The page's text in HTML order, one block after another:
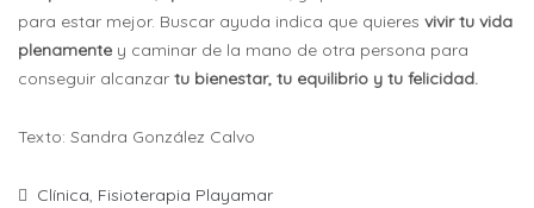
para estar mejor. Buscar ayuda indica que quieres vivir tu vida
plenamente y caminar de la mano de otra persona para
conseguir alcanzar tu bienestar, tu equilibrio y tu felicidad.
Texto: Sandra González Calvo
Clínica, Fisioterapia Playamar